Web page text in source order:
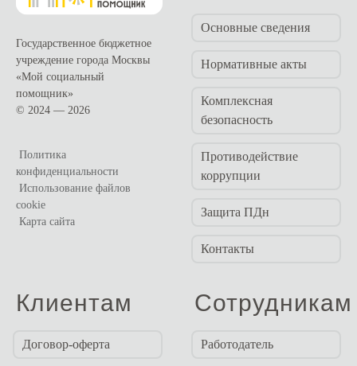
Государственное бюджетное
учреждение города Москвы
«Мой социальный
помощник»
© 2024 — 2026
Политика
конфиденциальности
Использование файлов
cookie
Карта сайта
Основные сведения
Нормативные акты
Комплексная
безопасность
Противодействие
коррупции
Защита ПДн
Контакты
Клиентам
Договор-оферта
Сотрудникам
Работодатель